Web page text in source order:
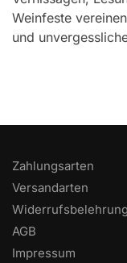
Weinfeste
und
Zahlungsarten
Versandarten
Widerrufsbelehrung
AGB
Impressum